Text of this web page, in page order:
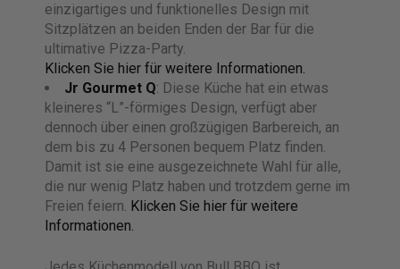
einzigartiges und funktionelles Design mit
Sitzplätzen an beiden Enden der Bar für die
ultimative Pizza-Party.
Klicken Sie hier für weitere Informationen.
Jr Gourmet Q: Diese Küche hat ein etwas
kleineres “L”-förmiges Design, verfügt aber
dennoch über einen großzügigen Barbereich, an
dem bis zu 4 Personen bequem Platz finden.
Damit ist sie eine ausgezeichnete Wahl für alle,
die nur wenig Platz haben und trotzdem gerne im
Freien feiern. Klicken Sie hier für weitere
Informationen.